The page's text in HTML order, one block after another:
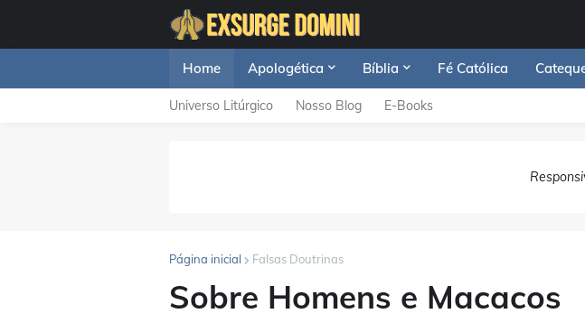
Home Apologética Bíblia Fé Católica
Universo Litúrgico Nosso Blog E-Books
Página inicial Falsas Doutrinas
Sobre Homens e Macacos